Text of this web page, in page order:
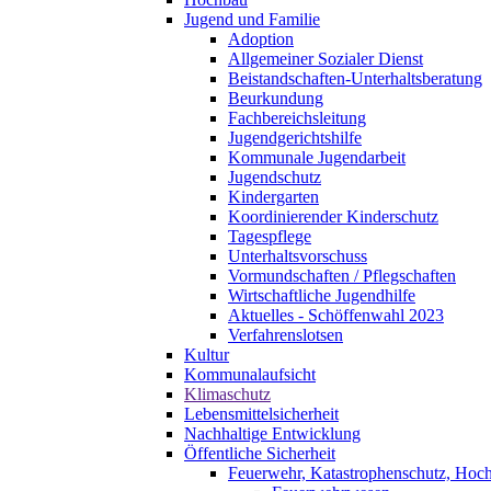
Jugend und Familie
Adoption
Allgemeiner Sozialer Dienst
Beistandschaften-Unterhaltsberatung
Beurkundung
Fachbereichsleitung
Jugendgerichtshilfe
Kommunale Jugendarbeit
Jugendschutz
Kindergarten
Koordinierender Kinderschutz
Tagespflege
Unterhaltsvorschuss
Vormundschaften / Pflegschaften
Wirtschaftliche Jugendhilfe
Aktuelles - Schöffenwahl 2023
Verfahrenslotsen
Kultur
Kommunalaufsicht
Klimaschutz
Lebensmittelsicherheit
Nachhaltige Entwicklung
Öffentliche Sicherheit
Feuerwehr, Katastrophenschutz,